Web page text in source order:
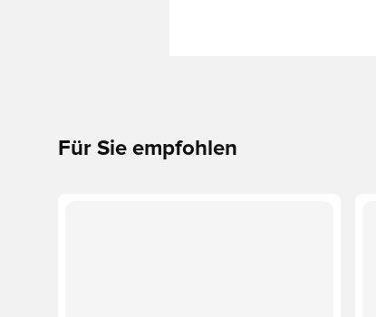
Für Sie empfohlen